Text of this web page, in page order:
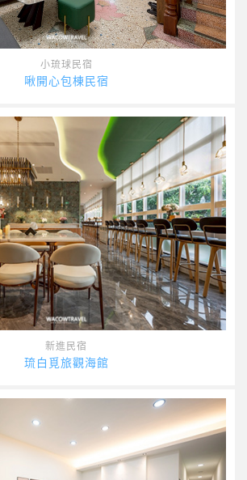
小琉球民宿
啾開心包棟民宿
新進民宿
琉白覓旅觀海館